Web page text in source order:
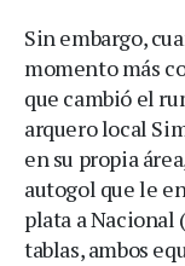
Sin embargo,
momento más
que cambió el
arquero local
en su propia
autogol que le
plata a Nacional
tablas, ambos